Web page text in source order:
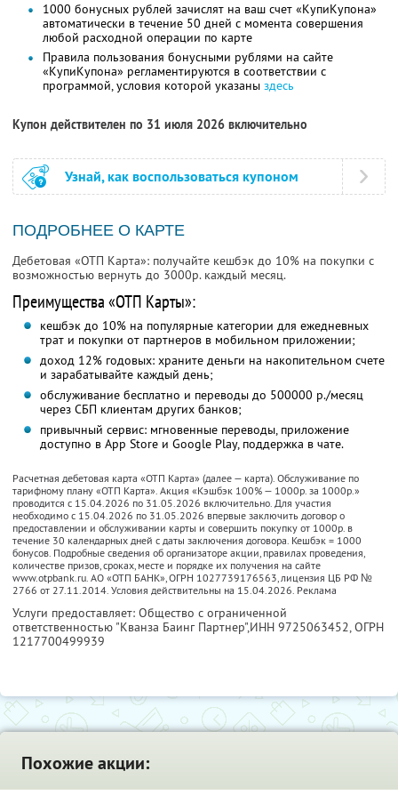
1000 бонусных рублей зачислят на ваш счет «КупиКупона»
автоматически в течение 50 дней с момента совершения
любой расходной операции по карте
Правила пользования бонусными рублями на сайте
«КупиКупона» регламентируются в соответствии с
программой, условия которой указаны здесь
Купон действителен по 31 июля 2026 включительно
Узнай, как воспользоваться купоном
ПОДРОБНЕЕ О КАРТЕ
Дебетовая «ОТП Карта»: получайте кешбэк до 10% на покупки с
возможностью вернуть до 3000р. каждый месяц.
Преимущества «ОТП Карты»:
кешбэк до 10% на популярные категории для ежедневных
трат и покупки от партнеров в мобильном приложении;
доход 12% годовых: храните деньги на накопительном счете
и зарабатывайте каждый день;
обслуживание бесплатно и переводы до 500000 р./месяц
через СБП клиентам других банков;
привычный сервис: мгновенные переводы, приложение
доступно в App Store и Google Play, поддержка в чате.
Расчетная дебетовая карта «ОТП Карта» (далее — карта). Обслуживание по
тарифному плану «ОТП Карта». Акция «Кэшбэк 100% — 1000р. за 1000р.»
проводится с 15.04.2026 по 31.05.2026 включительно. Для участия
необходимо с 15.04.2026 по 31.05.2026 впервые заключить договор о
предоставлении и обслуживании карты и совершить покупку от 1000р. в
течение 30 календарных дней с даты заключения договора. Кешбэк = 1000
бонусов. Подробные сведения об организаторе акции, правилах проведения,
количестве призов, сроках, месте и порядке их получения на сайте
www.otpbank.ru. АО «ОТП БАНК», ОГРН 1027739176563, лицензия ЦБ РФ №
2766 от 27.11.2014. Условия действительны на 15.04.2026. Реклама
Услуги предоставляет: Общество с ограниченной
ответственностью "Кванза Баинг Партнер",ИНН 9725063452, ОГРН
1217700499939
Похожие акции: